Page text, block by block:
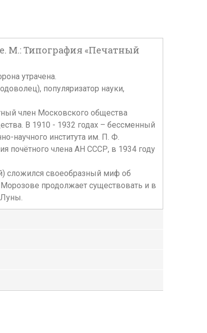
М.: Типография «Печатный
утрачена.
популяризатор науки,
член Московского общества
В 1910 - 1932 годах – бессменный
научного института им. П. Ф.
почётного члена АН СССР, в 1934 году
сложился своеобразный миф об
продолжает существовать и в
Луны.